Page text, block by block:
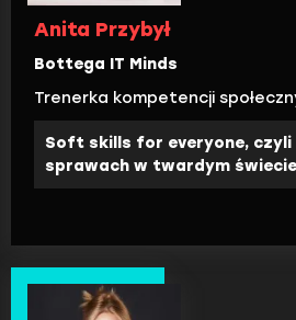
Anita Przybył
Bottega IT Minds
Trenerka kompetencji
Soft skills for everyone, czyli
sprawach w twardym świecie